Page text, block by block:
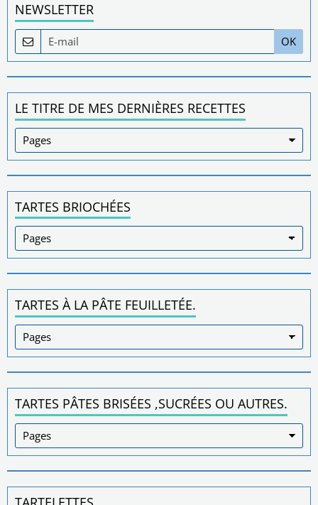
NEWSLETTER
OK
LE TITRE DE MES DERNIÈRES RECETTES
TARTES BRIOCHÉES
TARTES À LA PÂTE FEUILLETÉE.
TARTES PÂTES BRISÉES ,SUCRÉES OU AUTRES.